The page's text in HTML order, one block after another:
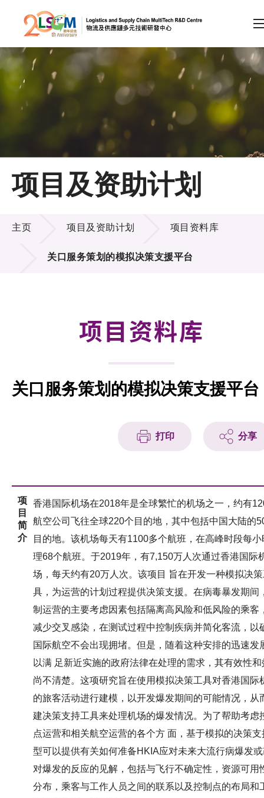
跳到内容（按回车键）
会员登录
A A EN 繁 简
主页
关于LSCM
技术商品化
项目及资助计划
资助计划
会籍
项目及资助计划
项目及资助计划
主页 项目及资助计划 项目资料库
关口服务策划的模拟决策支援平台
项目资料库
关口服务策划的模拟决策支援平台
打印 分享
项
目
简
介
香港国际机场在2018年是全球繁忙的机场之一，约有
航空公司飞往全球220个目的地，其中包括中国大陆的
目的地。该机场每天有1100多个航班，在高峰时段每小
理68个航班。于2019年，有7,150万人次通过香港国际
场，每天约有20万人次。该项目 旨在开发一种模拟决
具，为运营的计划过程提供决策支援。在病毒暴发期间
制运营的主要考虑因素包括隔离高风险和低风险的乘客
减少交叉感染，在测试过程中控制疾病并简化客流，以
国际航空不会出现拥堵。但是，随着这种安排的迅速发
以满 足新近实施的政府法律在处理的需求，其有效性和
尚不清楚。这项研究旨在使用模拟决策工具对香港国际
的旅客活动进行建模，以开发爆发期间的可能情况，从
建决策支持工具来处理机场的爆发情况。为了帮助考虑
点运营和相关航空运营的各个方 面，基于模拟的决策支
型可以提供有关如何准备HKIA应对未来大流行病爆发
对爆发的反应的见解，包括与飞行不确定性，资源可用
分布，乘客与工作人员之间的联系以及控制点的布局和